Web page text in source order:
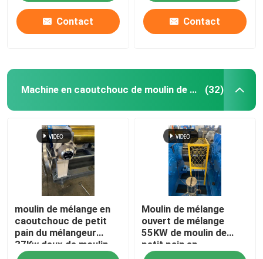
Contact Contact
Machine en caoutchouc de moulin de mélange (32)
moulin de mélange en
caoutchouc de petit
pain du mélangeur
37Kw deux de moulin
de diamètre de 400mm
Moulin de mélange
ouvert de mélange
55KW de moulin de
petit pain en
caoutchouc de la